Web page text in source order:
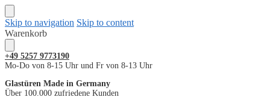
Skip to navigation Skip to content
Warenkorb
+49 5257 9773190
Mo-Do von 8-15 Uhr und Fr von 8-13 Uhr
Glastüren Made in Germany
Über 100.000 zufriedene Kunden